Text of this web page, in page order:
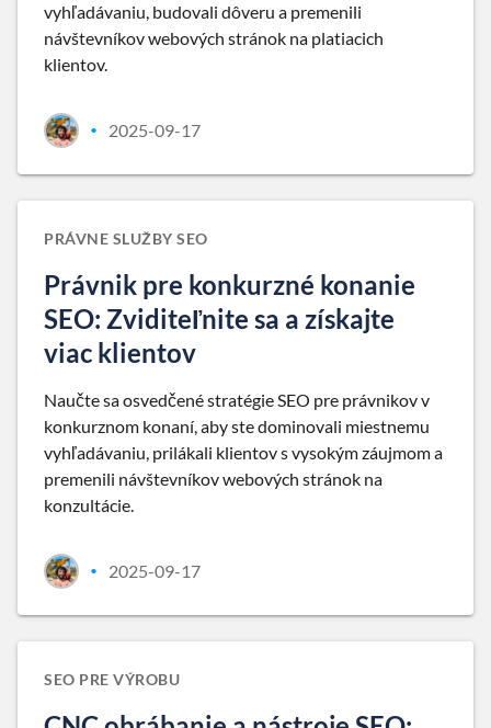
vyhľadávaniu, budovali dôveru a premenili
návštevníkov webových stránok na platiacich
klientov.
• 2025-09-17
PRÁVNE SLUŽBY SEO
Právnik pre konkurzné konanie
SEO: Zviditeľnite sa a získajte
viac klientov
Naučte sa osvedčené stratégie SEO pre právnikov v
konkurznom konaní, aby ste dominovali miestnemu
vyhľadávaniu, prilákali klientov s vysokým záujmom a
premenili návštevníkov webových stránok na
konzultácie.
• 2025-09-17
SEO PRE VÝROBU